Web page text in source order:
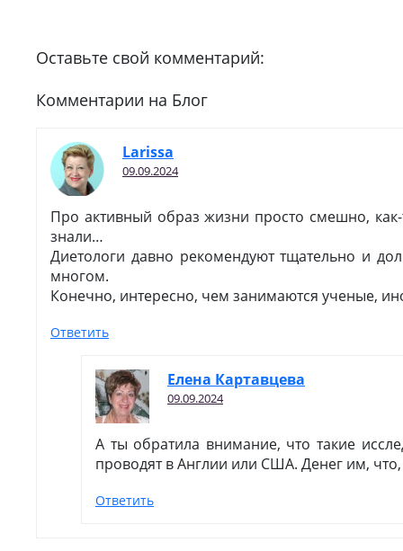
Оставьте свой комментарий:
Комментарии на Блог
Larissa
09.09.2024
Про активный образ жизни просто смешно,
знали…
Диетологи давно рекомендуют тщательно и
многом.
Конечно, интересно, чем занимаются ученые,
Ответить
Елена Картавцева
09.09.2024
А ты обратила внимание, что такие
проводят в Англии или США. Денег им, что,
Ответить